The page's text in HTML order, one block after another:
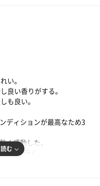
かった。
い。
良い香りがする。
も良い。
ディションが最高なため3
く感動した。
呂へ行く。
ち良い。
。
む